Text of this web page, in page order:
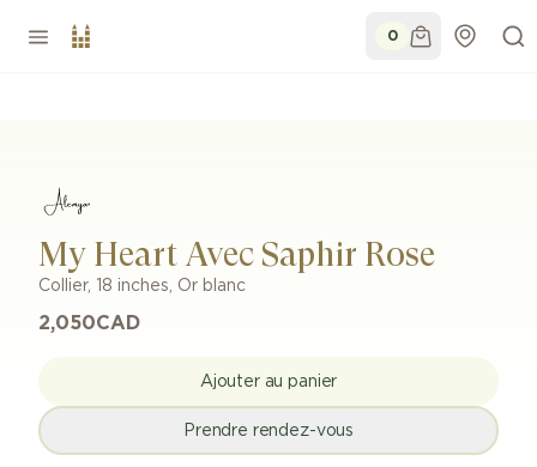
0
My Heart Avec Saphir Rose
Collier, 18 inches, Or blanc
2,050CAD
Ajouter au panier
Prendre rendez-vous